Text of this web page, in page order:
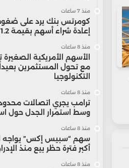
منذ 7 ساعات
كومرتس بنك يرد على
إعادة شراء أسهم بقيمة 1.2 مليار يورو
منذ 8 ساعات
مع تحول المستثمرين
التكنولوجيا
منذ 8 ساعات
ترامب يجري اتصالات
وسط استمرار الجدل حول
منذ 8 ساعات
سهم “سبيس إكس” يواجه
أكبر فترة حظر بيع منذ
منذ 8 ساعات